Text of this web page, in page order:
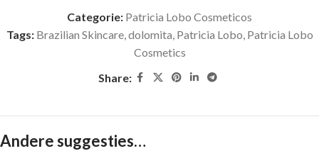
Categorie: Patricia Lobo Cosmeticos
Tags: Brazilian Skincare,dolomita, Patricia Lobo, Patricia Lobo
Cosmetics
Share:
Andere suggesties…